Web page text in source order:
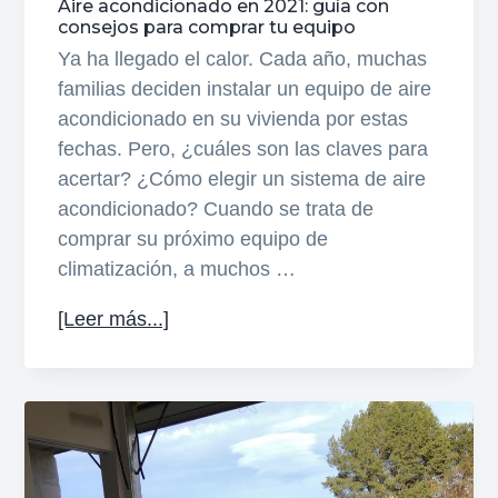
Aire acondicionado en 2021: guía con
consejos para comprar tu equipo
Ya ha llegado el calor. Cada año, muchas
familias deciden instalar un equipo de aire
acondicionado en su vivienda por estas
fechas. Pero, ¿cuáles son las claves para
acertar? ¿Cómo elegir un sistema de aire
acondicionado? Cuando se trata de
comprar su próximo equipo de
climatización, a muchos …
[Leer más...]
acondicionado
en